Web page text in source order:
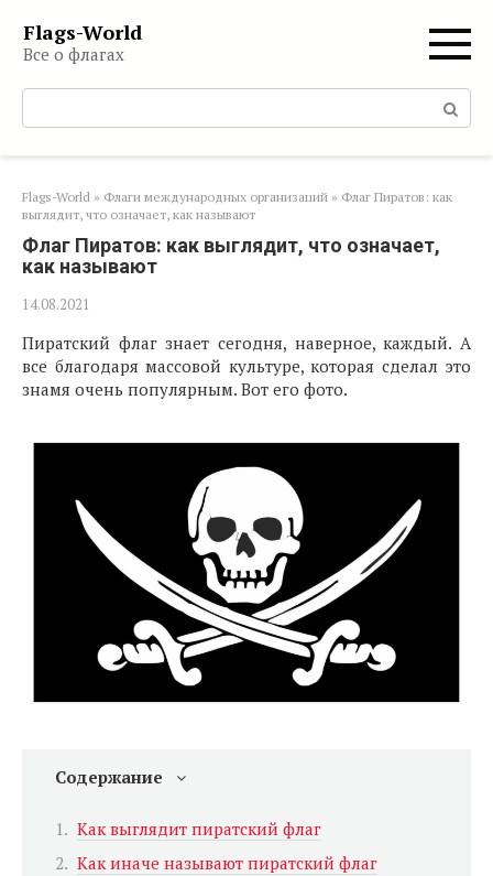
контенту
Flags-World
Все о флагах
Поиск:
Flags-World » Флаги международных организаций » Флаг Пиратов: как
выглядит, что означает, как называют
Флаг Пиратов: как выглядит, что означает,
как называют
14.08.2021
Пиратский флаг знает сегодня, наверное, каждый. А
все благодаря массовой культуре, которая сделал это
знамя очень популярным. Вот его фото.
Содержание
Как выглядит пиратский флаг
Как иначе называют пиратский флаг